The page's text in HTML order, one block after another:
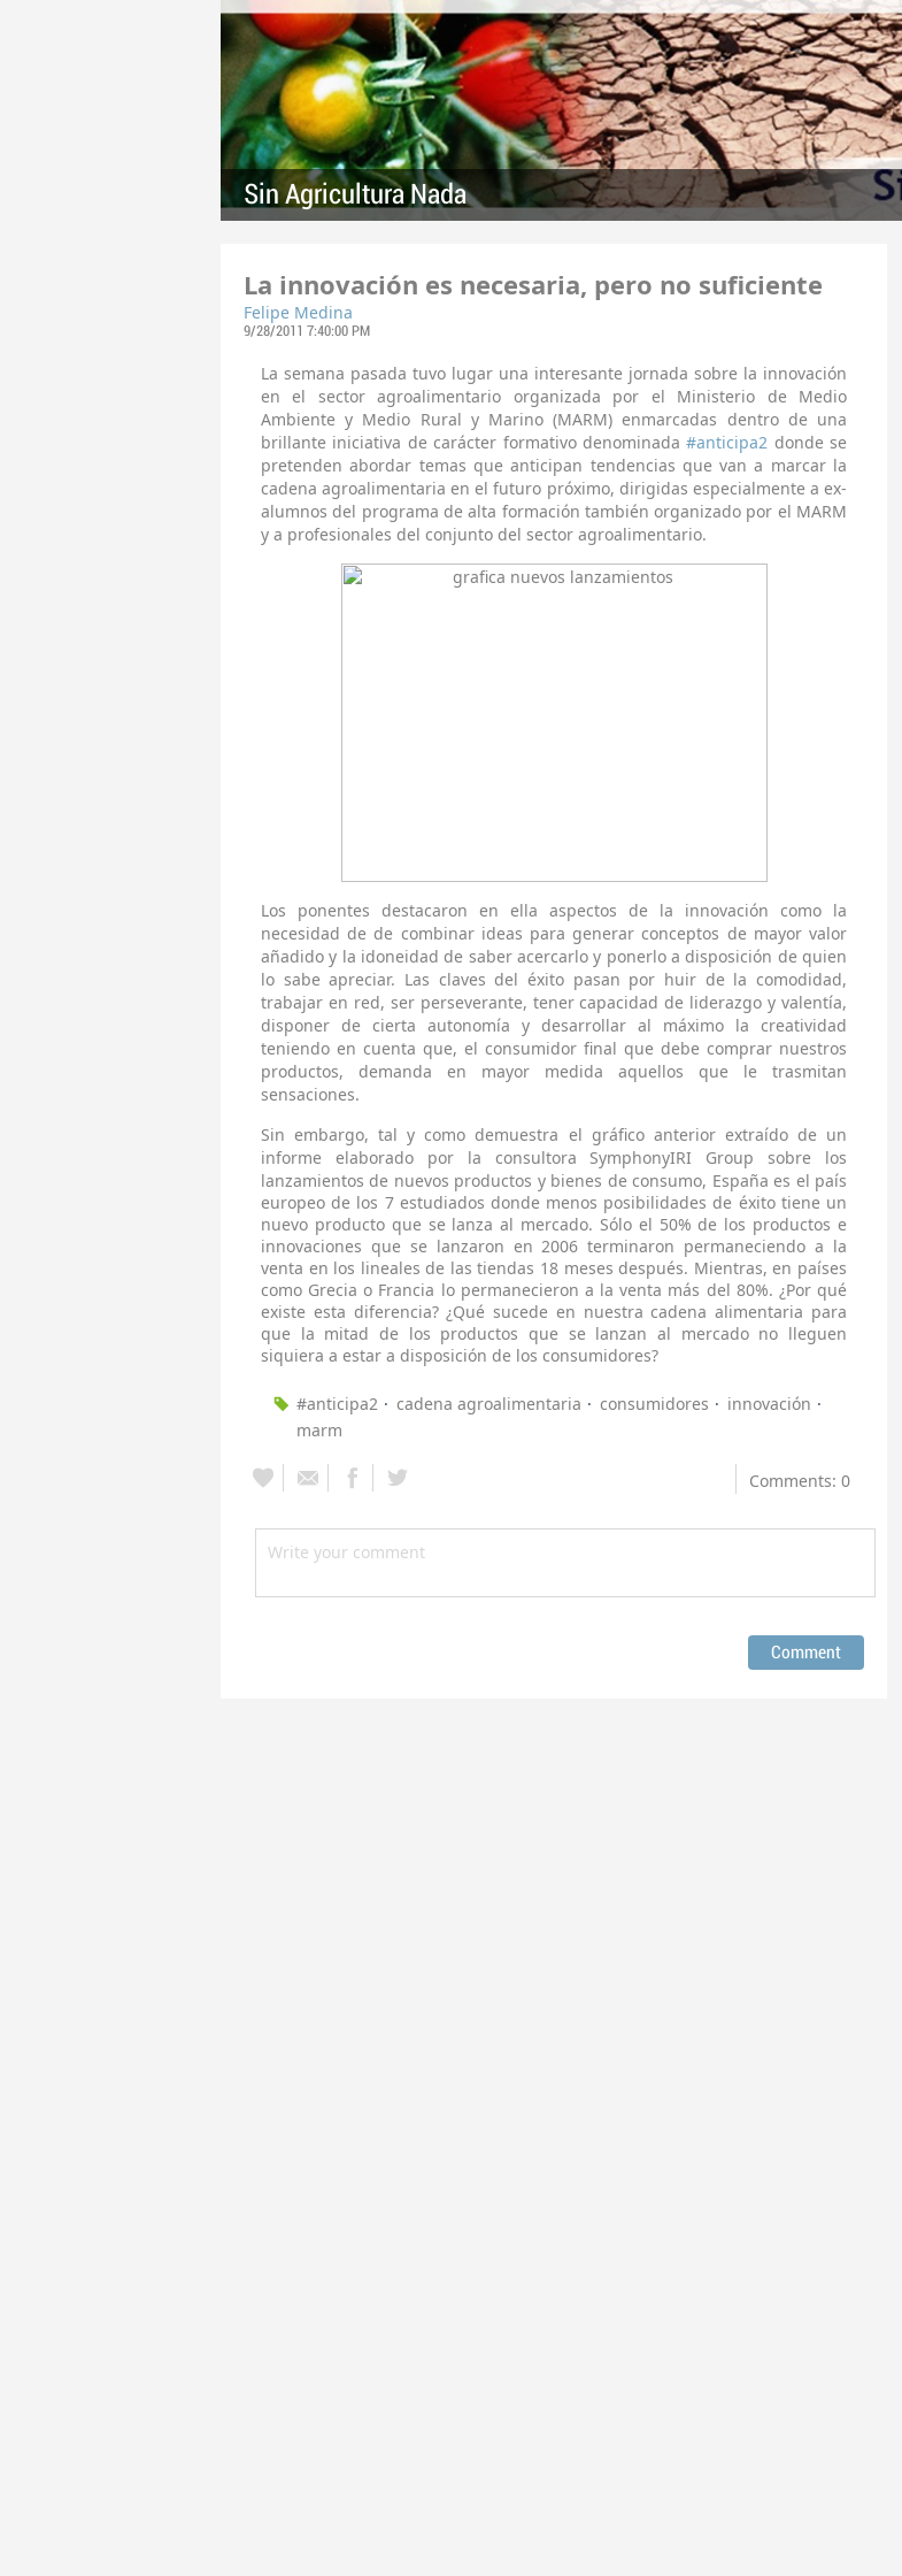
Sin Agricultura Nada
La innovación es necesaria, pero no suficiente
Felipe Medina
9/28/2011 7:40:00 PM
La semana pasada tuvo lugar una interesante jornada sobre la innovación
en el sector agroalimentario organizada por el Ministerio de Medio
Ambiente y Medio Rural y Marino (MARM) enmarcadas dentro de una
brillante iniciativa de carácter formativo denominada#anticipa2 donde se
pretenden abordar temas que anticipan tendencias que van a marcar la
cadena agroalimentaria en el futuro próximo, dirigidas especialmente a ex-
alumnos del programa de alta formación también organizado por el MARM
y a profesionales del conjunto del sector agroalimentario.
Los ponentes destacaron en ella aspectos de la innovación como la
necesidad de de combinar ideas para generar conceptos de mayor valor
añadido y la idoneidad de saber acercarlo y ponerlo a disposición de quien
lo sabe apreciar. Las claves del éxito pasan por huir de la comodidad,
trabajar en red, ser perseverante, tener capacidad de liderazgo y valentía,
disponer de cierta autonomía y desarrollar al máximo la creatividad
teniendo en cuenta que, el consumidor final que debe comprar nuestros
productos, demanda en mayor medida aquellos que le trasmitan
sensaciones.
Sin embargo, tal y como demuestra el gráfico anterior extraído de un
informe elaborado por la consultora SymphonyIRI Group sobre los
lanzamientos de nuevos productos y bienes de consumo, España es el país
europeo de los 7 estudiados donde menos posibilidades de éxito tiene un
nuevo producto que se lanza al mercado. Sólo el 50% de los productos e
innovaciones que se lanzaron en 2006 terminaron permaneciendo a la
venta en los lineales de las tiendas 18 meses después. Mientras, en países
como Grecia o Francia lo permanecieron a la venta más del 80%. ¿Por qué
existe esta diferencia? ¿Qué sucede en nuestra cadena alimentaria para
que la mitad de los productos que se lanzan al mercado no lleguen
siquiera a estar a disposición de los consumidores?
#anticipa2 cadena agroalimentaria consumidores
innovación
marm
Comments: 0